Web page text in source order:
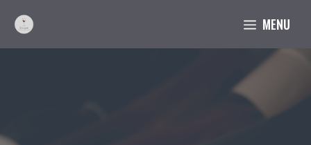
contenu
MENU